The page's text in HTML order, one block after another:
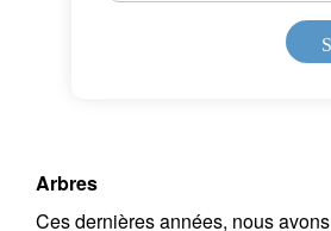
Arbres
Ces dernières années, nous